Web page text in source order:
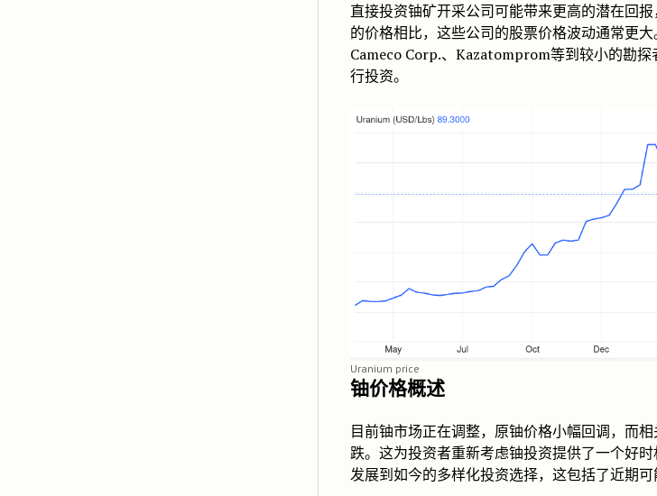
直接投资铀矿开采公司可能带来更高的潜在回
的价格相比，这些公司的股票价格波动通常更
Cameco Corp.、Kazatomprom等到较小的勘
行投资。
Uranium price
铀价格概述
目前铀市场正在调整，原铀价格小幅回调，而
跌。这为投资者重新考虑铀投资提供了一个好
发展到如今的多样化投资选择，这包括了近期可